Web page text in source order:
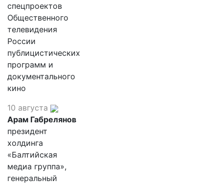
спецпроектов
Общественного
телевидения
России
публицистических
программ и
документального
кино
10 августа
Арам Габрелянов
президент
холдинга
«Балтийская
медиа группа»,
генеральный